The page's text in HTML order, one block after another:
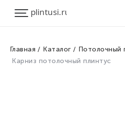
Главная Каталог
Потолочный
Карниз потолочный плинтус